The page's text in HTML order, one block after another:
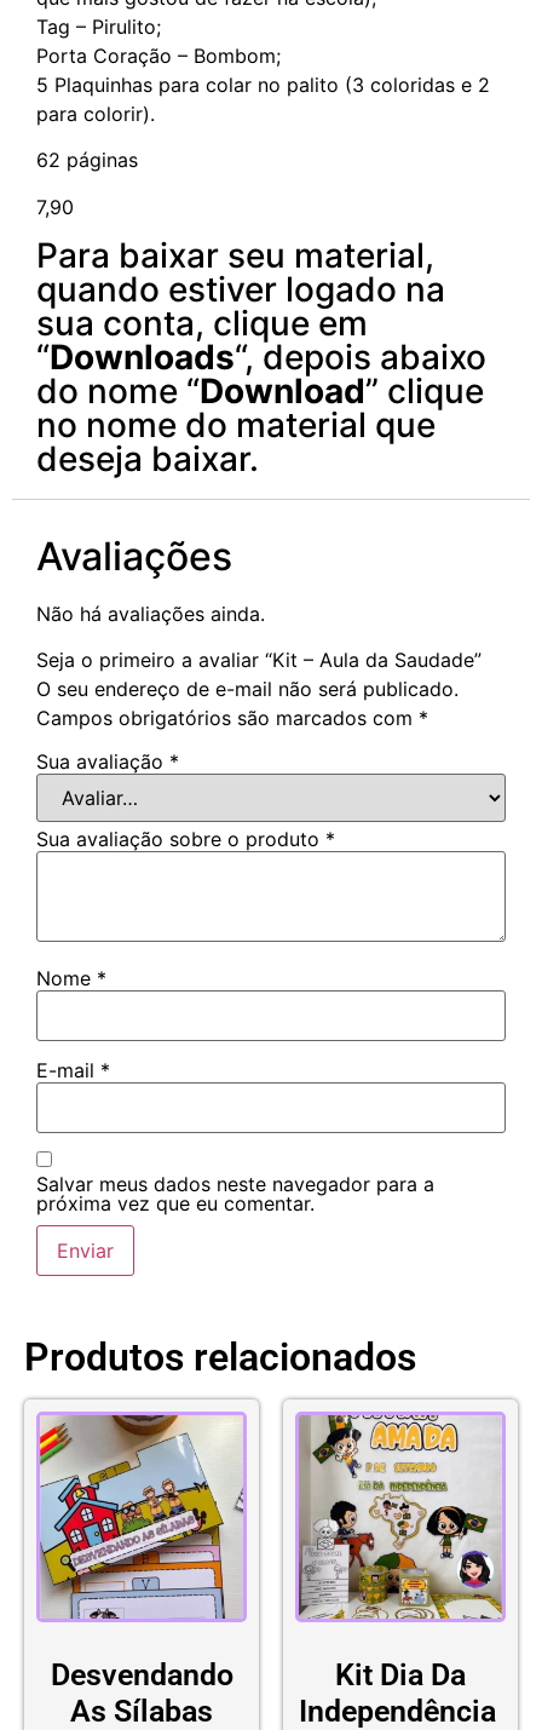
Tag – Pirulito;
Porta Coração – Bombom;
5 Plaquinhas para colar no palito (3 coloridas e 2
para colorir).
62 páginas
7,90
Para baixar seu material,
quando estiver logado na
sua conta, clique em
“Downloads“, depois abaixo
do nome “Download” clique
no nome do material que
deseja baixar.
Avaliações
Não há avaliações ainda.
Seja o primeiro a avaliar “Kit – Aula da Saudade”
O seu endereço de e-mail não será publicado.
Campos obrigatórios são marcados com *
Sua avaliação *
Sua avaliação sobre o produto *
Nome *
E-mail *
Salvar meus dados neste navegador para a
próxima vez que eu comentar.
Produtos relacionados
Desvendando
As Sílabas
Kit Dia Da
Independência